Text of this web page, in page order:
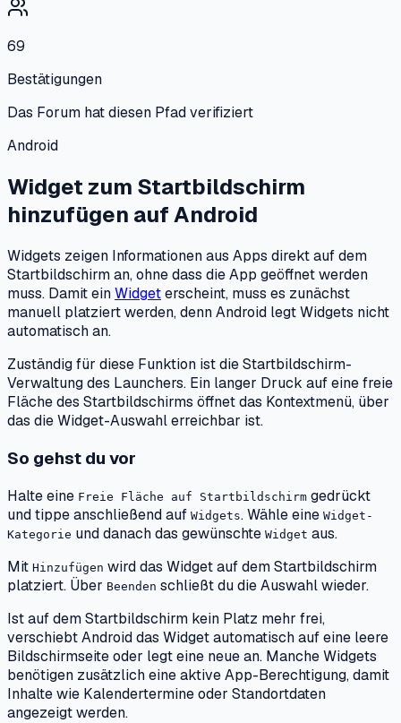
69
Bestätigungen
Das Forum hat diesen Pfad verifiziert
Android
Widget zum Startbildschirm
hinzufügen aufAndroid
Widgets zeigen Informationen aus Apps direkt auf dem
Startbildschirm an, ohne dass die App geöffnet werden
muss. Damit einWidgeterscheint, muss es zunächst
manuell platziert werden, denn Android legt Widgets nicht
automatisch an.
Zuständig für diese Funktion ist die Startbildschirm-
Verwaltung des Launchers. Ein langer Druck auf eine freie
Fläche des Startbildschirms öffnet das Kontextmenü, über
das die Widget-Auswahl erreichbar ist.
So gehst du vor
Halte eine Freie Fläche auf Startbildschirm gedrückt
und tippe anschließend auf Widgets. Wähle eine Widget-
Kategorie und danach das gewünschte Widget aus.
Mit Hinzufügen wird das Widget auf dem Startbildschirm
platziert. Über Beenden schließt du die Auswahl wieder.
Ist auf dem Startbildschirm kein Platz mehr frei,
verschiebt Android das Widget automatisch auf eine leere
Bildschirmseite oder legt eine neue an. Manche Widgets
benötigen zusätzlich eine aktive App-Berechtigung, damit
Inhalte wie Kalendertermine oder Standortdaten
angezeigt werden.